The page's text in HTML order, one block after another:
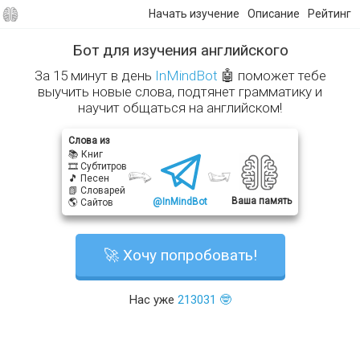
Начать изучение Описание Рейтинг
Бот для изучения английского
За 15 минут в день InMindBot 🤖 поможет тебе
выучить новые слова, подтянет грамматику и
научит общаться на английском!
Слова из
📚 Книг
🎞 Субтитров
🎵 Песен
📗 Словарей
🌎 Сайтов
@InMindBot Ваша память
🚀 Хочу попробовать!
Нас уже 213031 🤓